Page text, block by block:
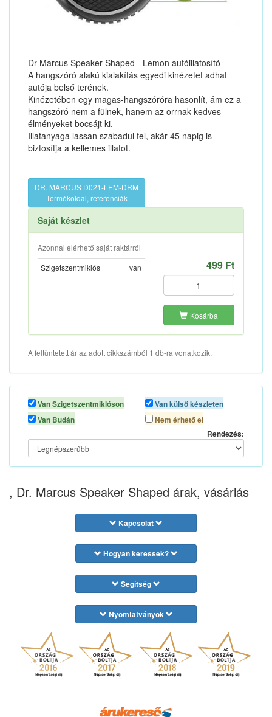
Dr Marcus Speaker Shaped - Lemon autóillatosító
A hangszóró alakú kialakítás egyedi kinézetet adhat
autója belső terének.
Kinézetében egy magas-hangszóróra hasonlít, ám ez a
hangszóró nem a fülnek, hanem az orrnak kedves
élményeket bocsájt ki.
Illatanyaga lassan szabadul fel, akár 45 napig is
biztosítja a kellemes illatot.
DR. MARCUS D021-LEM-DRM
Termékoldal, referenciák
Saját készlet
Azonnal elérhető saját raktárról
Szigetszentmiklós
van 499 Ft
Kosárba
A feltüntetett ár az adott cikkszámból 1 db-ra vonatkozik.
Van Szigetszentmiklóson
Van Budán
Van külső készleten
Nem érhető el
Rendezés:
, Dr. Marcus Speaker Shaped árak, vásárlás
Kapcsolat
Hogyan keressek?
Segítség
Nyomtatványok